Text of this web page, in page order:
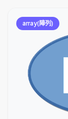
array(陣列)